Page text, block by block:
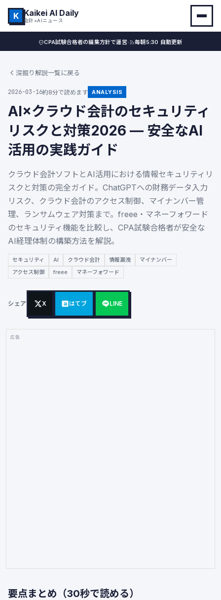
K Kaikei AI Daily
会計×AIニュース
CPA試験合格者の編集方針で運営· 毎朝5:30 自動更新
深掘り解説一覧に戻る
2026-03-16約8分で読めます ANALYSIS
AI×クラウド会計のセキュリティ
リスクと対策2026 — 安全なAI
活用の実践ガイド
クラウド会計ソフトとAI活用における情報セキュリティリ
スクと対策の完全ガイド。ChatGPTへの財務データ入力
リスク、クラウド会計のアクセス制御、マイナンバー管
理、ランサムウェア対策まで。freee・マネーフォワード
のセキュリティ機能を比較し、CPA試験合格者が安全な
AI経理体制の構築方法を解説。
セキュリティ AI クラウド会計 情報漏洩
マイナンバー
アクセス制御
freee マネーフォワード
シェア X はてブ LINE
広告
要点まとめ（30秒で読める）